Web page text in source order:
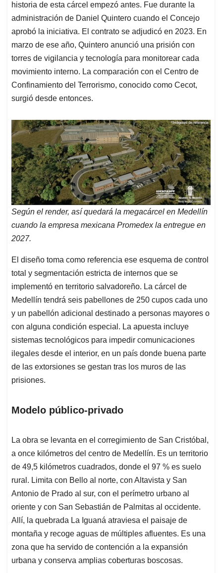
historia de esta cárcel empezó antes. Fue durante la
administración de Daniel Quintero cuando el Concejo
aprobó la iniciativa. El contrato se adjudicó en 2023. En
marzo de ese año, Quintero anunció una prisión con
torres de vigilancia y tecnología para monitorear cada
movimiento interno. La comparación con el Centro de
Confinamiento del Terrorismo, conocido como Cecot,
surgió desde entonces.
Según el render, así quedará la megacárcel en Medellín
cuando la empresa mexicana Promedex la entregue en
2027.
El diseño toma como referencia ese esquema de control
total y segmentación estricta de internos que se
implementó en territorio salvadoreño. La cárcel de
Medellín tendrá seis pabellones de 250 cupos cada uno
y un pabellón adicional destinado a personas mayores o
con alguna condición especial. La apuesta incluye
sistemas tecnológicos para impedir comunicaciones
ilegales desde el interior, en un país donde buena parte
de las extorsiones se gestan tras los muros de las
prisiones.
Modelo público-privado
La obra se levanta en el corregimiento de San Cristóbal,
a once kilómetros del centro de Medellín. Es un territorio
de 49,5 kilómetros cuadrados, donde el 97 % es suelo
rural. Limita con Bello al norte, con Altavista y San
Antonio de Prado al sur, con el perímetro urbano al
oriente y con San Sebastián de Palmitas al occidente.
Allí, la quebrada La Iguaná atraviesa el paisaje de
montaña y recoge aguas de múltiples afluentes. Es una
zona que ha servido de contención a la expansión
urbana y conserva amplias coberturas boscosas.